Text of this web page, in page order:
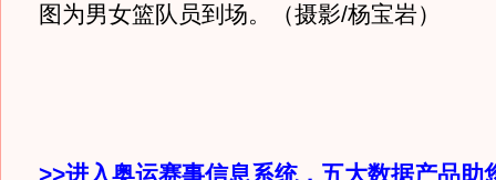
图为男女篮队员到场。（摄影/杨宝岩）
>>进入奥运赛事信息系统，五大数据产品助